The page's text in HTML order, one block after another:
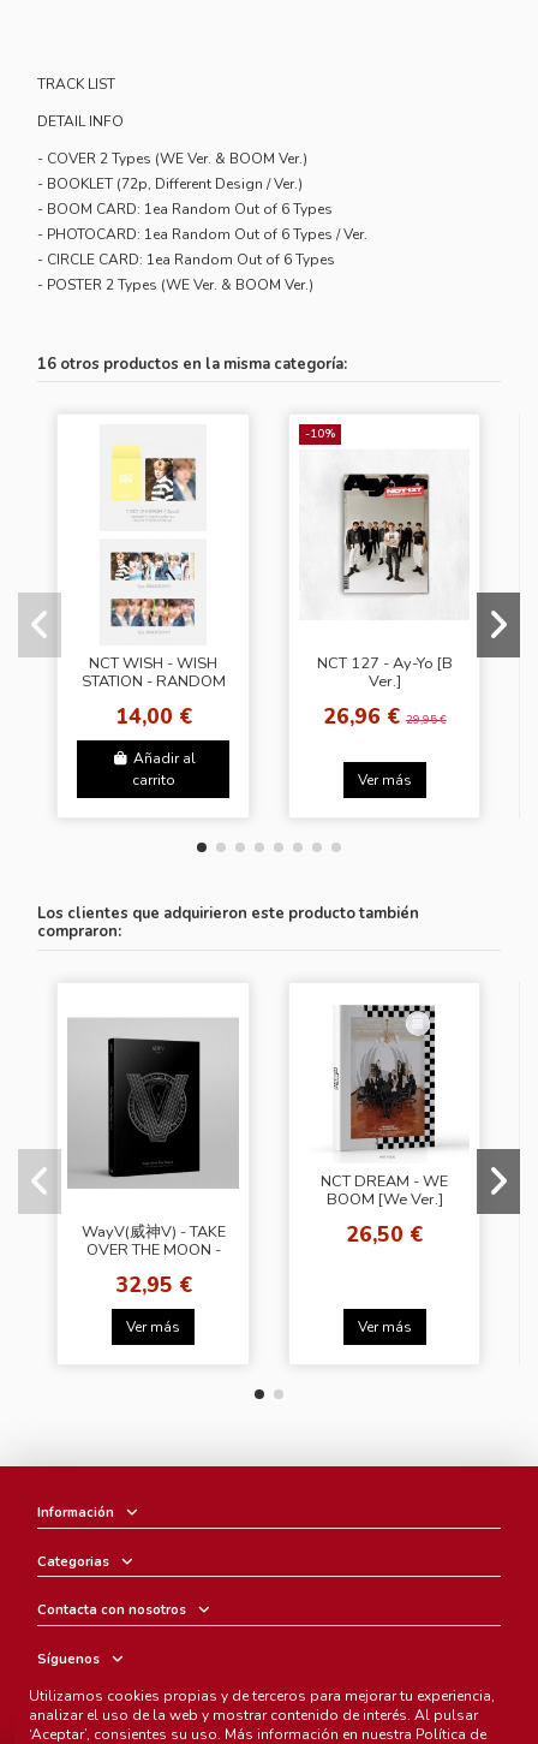
TRACK LIST
DETAIL INFO
- COVER 2 Types (WE Ver. & BOOM Ver.)
- BOOKLET (72p, Different Design / Ver.)
- BOOM CARD: 1ea Random Out of 6 Types
- PHOTOCARD: 1ea Random Out of 6 Types / Ver.
- CIRCLE CARD: 1ea Random Out of 6 Types
- POSTER 2 Types (WE Ver. & BOOM Ver.)
16 otros productos en la misma categoría:
NCT WISH - WISH
STATION - RANDOM
B
14,00 €
Añadir al
carrito
-10%
NCT 127 - Ay-Yo [B
Ver.]
26,96 €29,95 €
Ver más
Los clientes que adquirieron este producto también
compraron:
WayV(威神V) - TAKE
OVER THE MOON -
32,95 €
Ver más
NCT DREAM - WE
BOOM [We Ver.]
26,50 €
Ver más
Información
Categorias
Contacta con nosotros
Síguenos
Boletín
Utilizamos cookies propias y de terceros para mejorar tu experiencia,
analizar el uso de la web y mostrar contenido de interés. Al pulsar
‘Aceptar’, consientes su uso. Más información en nuestra Política de